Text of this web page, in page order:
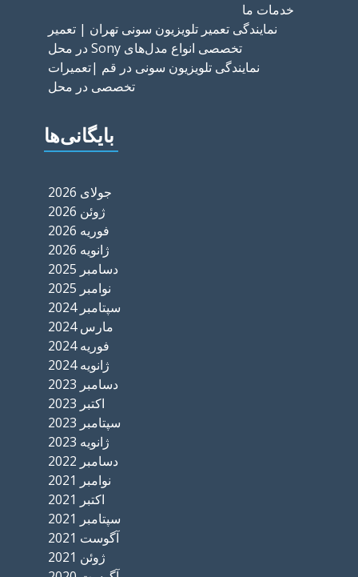
خدمات ما
نمایندگی تعمیر تلویزیون سونی تهران | تعمیر
تخصصی انواع مدل‌های Sony در محل
نمایندگی تلویزیون سونی در قم |تعمیرات
تخصصی در محل
بایگانی‌ها
جولای 2026
ژوئن 2026
فوریه 2026
ژانویه 2026
دسامبر 2025
نوامبر 2025
سپتامبر 2024
مارس 2024
فوریه 2024
ژانویه 2024
دسامبر 2023
اکتبر 2023
سپتامبر 2023
ژانویه 2023
دسامبر 2022
نوامبر 2021
اکتبر 2021
سپتامبر 2021
آگوست 2021
ژوئن 2021